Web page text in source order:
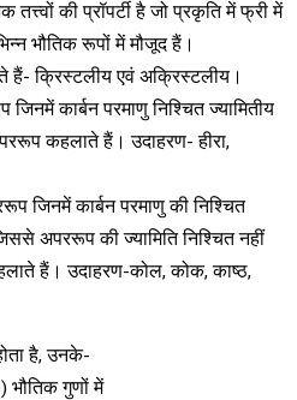
की प्रॉपर्टी है जो प्रकृति में फ्री में
भौतिक रूपों में मौजूद हैं।
हैं- क्रिस्टलीय एवं अक्रिस्टलीय।
कार्बन परमाणु निश्चित ज्यामितीय
कहलाते हैं। उदाहरण- हीरा,
जिनमें कार्बन परमाणु की निश्चित
अपररूप की ज्यामिति निश्चित नहीं
हैं। उदाहरण-कोल, कोक, काष्ठ,
है, उनके-
भौतिक गुणों में